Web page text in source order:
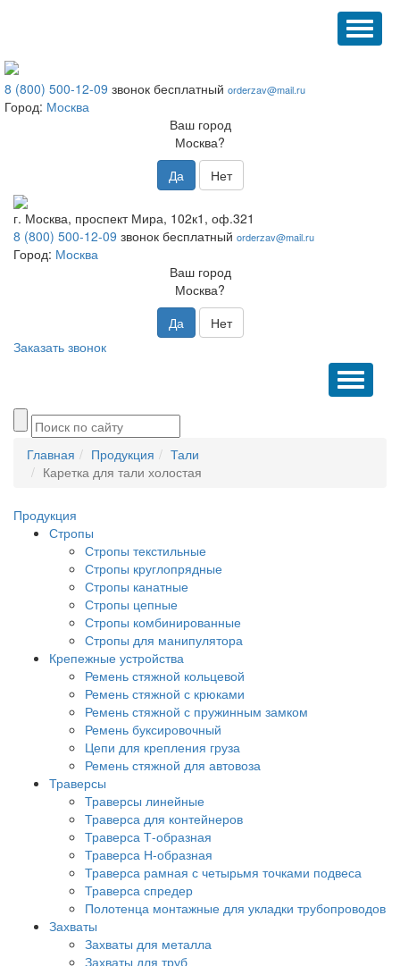
8 (800) 500-12-09 звонок бесплатный orderzav@mail.ru
Город: Москва
Ваш город
Москва?
Да
Нет
г. Москва, проспект Мира, 102к1, оф.321
8 (800) 500-12-09 звонок бесплатный orderzav@mail.ru
Город: Москва
Ваш город
Москва?
Да
Нет
Заказать звонок
Главная Продукция
Тали
Каретка для тали холостая
Продукция
Стропы
Стропы текстильные
Стропы круглопрядные
Стропы канатные
Стропы цепные
Стропы комбинированные
Стропы для манипулятора
Крепежные устройства
Ремень стяжной кольцевой
Ремень стяжной с крюками
Ремень стяжной с пружинным замком
Ремень буксировочный
Цепи для крепления груза
Ремень стяжной для автовоза
Траверсы
Траверсы линейные
Траверса для контейнеров
Траверса Т-образная
Траверса Н-образная
Траверса рамная с четырьмя точками подвеса
Траверса спредер
Полотенца монтажные для укладки трубопроводов
Захваты
Захваты для металла
Захваты для труб